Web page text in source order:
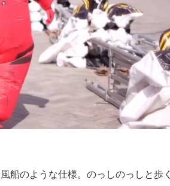
船のような仕様。のっしのっしと歩く